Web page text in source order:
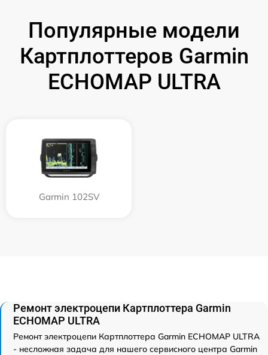
Популярные модели
Картплоттеров Garmin
ECHOMAP ULTRA
Garmin 102SV
Ремонт электроцепи Картплоттера Garmin
ECHOMAP ULTRA
Ремонт электроцепи Картплоттера Garmin ECHOMAP ULTRA
- несложная задача для нашего сервисного центра Garmin